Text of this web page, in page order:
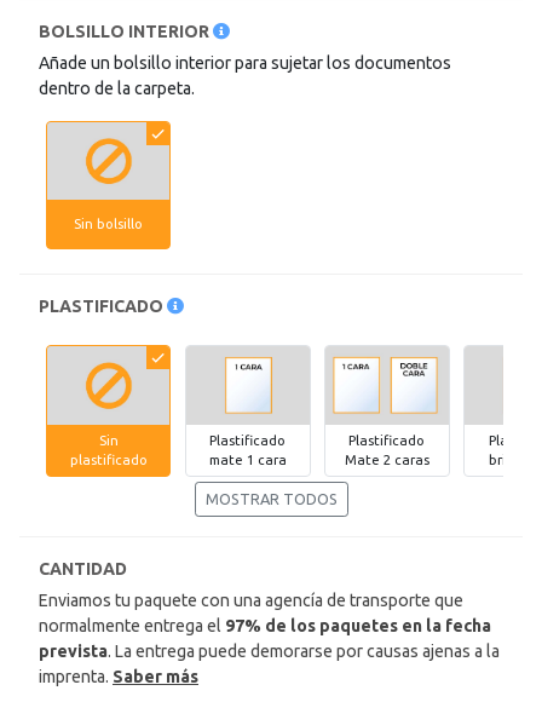
BOLSILLO INTERIOR
Añade un bolsillo interior para sujetar los documentos
dentro de la carpeta.
Sin bolsillo
PLASTIFICADO
Sin
plastificado
Plastificado
mate 1 cara
Plastificado
Mate 2 caras
brillo 1
MOSTRAR TODOS
CANTIDAD
Enviamos tu paquete con una agencía de transporte que
normalmente entrega el 97% de los paquetes en la fecha
prevista. La entrega puede demorarse por causas ajenas a la
imprenta. Saber más